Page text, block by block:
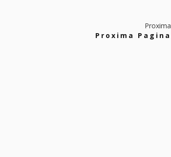
Proxima
Proxima Pagina